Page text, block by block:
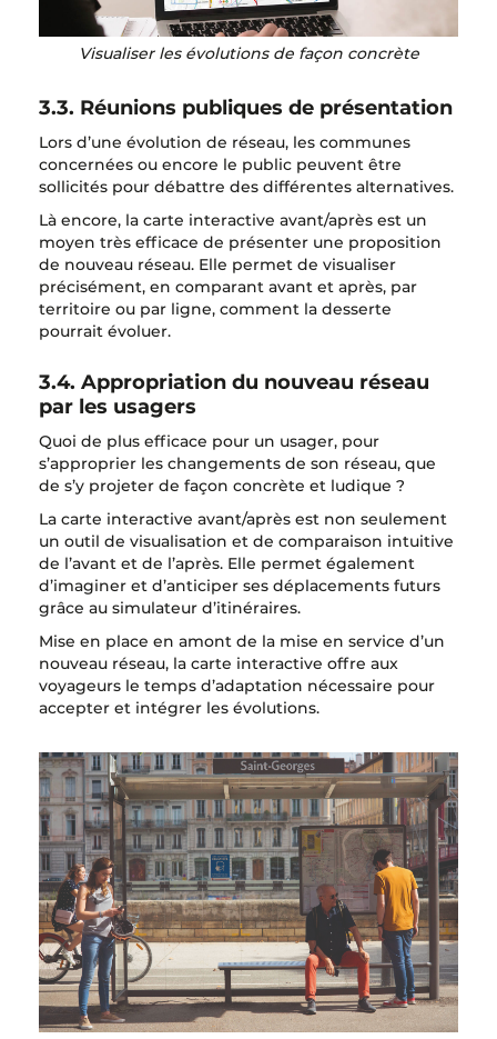
Visualiser les évolutions de façon concrète
3.3. Réunions publiques de présentation
Lors d’une évolution de réseau, les communes
concernées ou encore le public peuvent être
sollicités pour débattre des différentes alternatives.
Là encore, la carte interactive avant/après est un
moyen très efficace de présenter une proposition
de nouveau réseau. Elle permet de visualiser
précisément, en comparant avant et après, par
territoire ou par ligne, comment la desserte
pourrait évoluer.
3.4. Appropriation du nouveau réseau
par les usagers
Quoi de plus efficace pour un usager, pour
s’approprier les changements de son réseau, que
de s’y projeter de façon concrète et ludique ?
La carte interactive avant/après est non seulement
un outil de visualisation et de comparaison intuitive
de l’avant et de l’après. Elle permet également
d’imaginer et d’anticiper ses déplacements futurs
grâce au simulateur d’itinéraires.
Mise en place en amont de la mise en service d’un
nouveau réseau, la carte interactive offre aux
voyageurs le temps d’adaptation nécessaire pour
accepter et intégrer les évolutions.